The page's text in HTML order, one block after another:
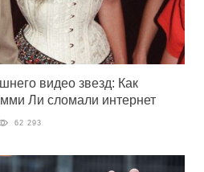
видео звезд: Как
Ли сломали интернет
62 293